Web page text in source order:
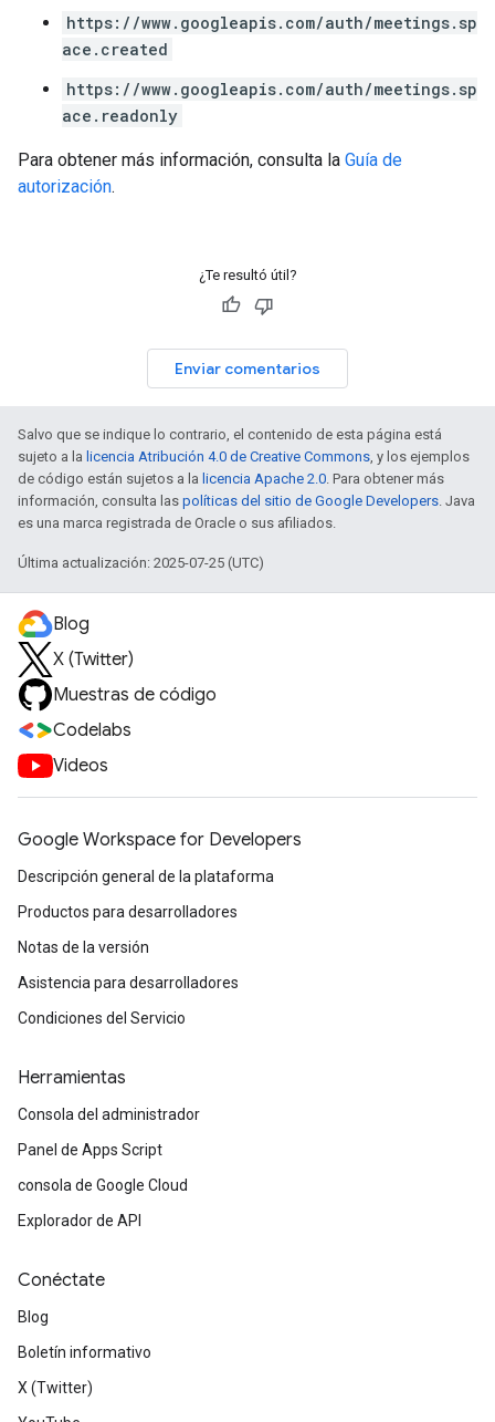
https://www.googleapis.com/auth/meetings.sp
ace.created
https://www.googleapis.com/auth/meetings.sp
ace.readonly
Para obtener más información, consulta la Guía de
autorización.
¿Te resultó útil?
Enviar comentarios
Salvo que se indique lo contrario, el contenido de esta página está
sujeto a la licencia Atribución 4.0 de Creative Commons, y los ejemplos
de código están sujetos a la licencia Apache 2.0. Para obtener más
información, consulta las políticas del sitio de Google Developers. Java
es una marca registrada de Oracle o sus afiliados.
Última actualización: 2025-07-25 (UTC)
Blog
X (Twitter)
Muestras de código
Codelabs
Videos
Google Workspace for Developers
Descripción general de la plataforma
Productos para desarrolladores
Notas de la versión
Asistencia para desarrolladores
Condiciones del Servicio
Herramientas
Consola del administrador
Panel de Apps Script
consola de Google Cloud
Explorador de API
Conéctate
Blog
Boletín informativo
X (Twitter)